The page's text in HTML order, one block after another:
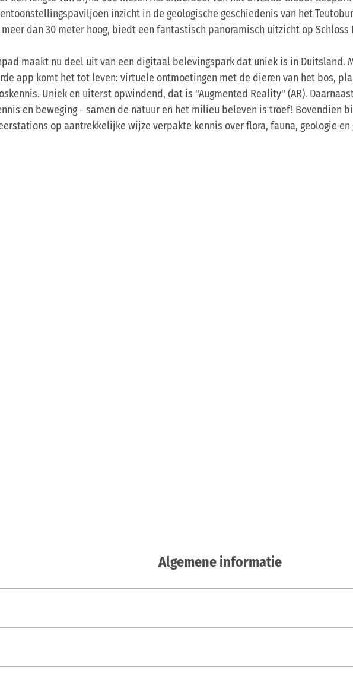
inzicht in de geologische geschiedenis van het
dan 30 meter hoog, biedt een fantastisch panoramisch uitzicht op Schloss
maakt nu deel uit van een digitaal belevingspark dat uniek is in Duitsland.
app komt het tot leven: virtuele ontmoetingen met de dieren van het bos,
Uniek en uiterst opwindend, dat is "Augmented Reality" (AR).
en beweging - samen de natuur en het milieu beleven is troef! Bovendien
op aantrekkelijke wijze verpakte kennis over flora, fauna, geologie en
Algemene informatie